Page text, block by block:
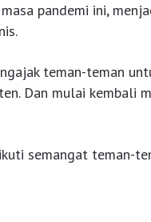
pandemi ini,
teman-teman
Dan mulai kembali
semangat teman-